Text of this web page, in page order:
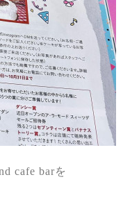
cafe barを